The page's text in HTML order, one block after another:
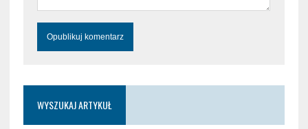
WYSZUKAJ ARTYKUŁ